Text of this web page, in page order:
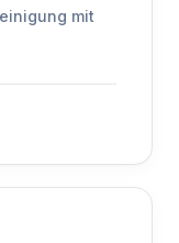
mit